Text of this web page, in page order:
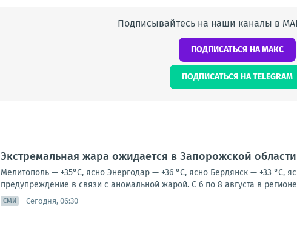
Подписывайтесь на наши каналы в
ПОДПИСАТЬСЯ НА МАКС
ПОДПИСАТЬСЯ НА TELEGRAM
Экстремальная жара ожидается в Запорожской области
Мелитополь — +35°С, ясно Энергодар — +36 °С, ясно Бердянск — +33
предупреждение в связи с аномальной жарой. С 6 по 8 августа в
СМИ Сегодня, 06:30